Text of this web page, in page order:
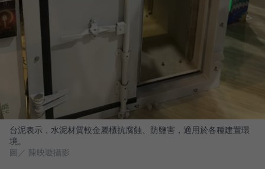
台泥表示，水泥材質較金屬櫃抗腐蝕、防鹽害，適用於各種建置環
境。
圖／ 陳映璇攝影